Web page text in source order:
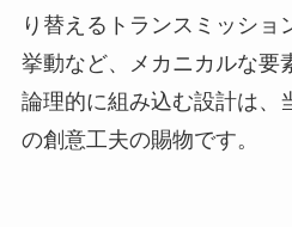
り替えるトランスミッショ
挙動など、メカニカルな要
論理的に組み込む設計は、
の創意工夫の賜物です。